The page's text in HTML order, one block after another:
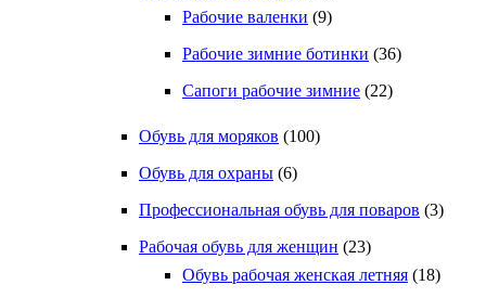
Рабочие валенки (9)
Рабочие зимние ботинки (36)
Сапоги рабочие зимние (22)
Обувь для моряков (100)
Обувь для охраны (6)
Профессиональная обувь для поваров (3)
Рабочая обувь для женщин (23)
Обувь рабочая женская летняя (18)